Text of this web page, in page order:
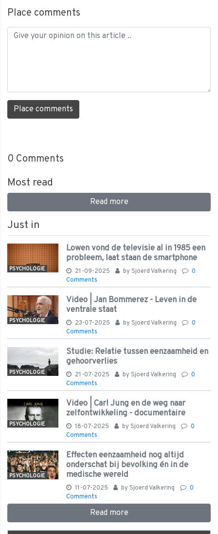
Place comments
Place comments
0 Comments
Most read
Read more
Just in
PSYCHOLOGIE
Lowen vond de televisie al in 1985 een
probleem, laat staan de smartphone
21-09-2025 by Sjoerd Valkering
0
Comments
PSYCHOLOGIE
Video | Jan Bommerez - Leven in de
ventrale staat
23-07-2025 by Sjoerd Valkering
0
Comments
PSYCHOLOGIE
Studie: Relatie tussen eenzaamheid en
gehoorverlies
21-07-2025 by Sjoerd Valkering
0
Comments
PSYCHOLOGIE
Video | Carl Jung en de weg naar
zelfontwikkeling - documentaire
18-07-2025 by Sjoerd Valkering
0
Comments
PSYCHOLOGIE
Effecten eenzaamheid nog altijd
onderschat bij bevolking én in de
medische wereld
11-07-2025 by Sjoerd Valkering
0
Comments
Read more